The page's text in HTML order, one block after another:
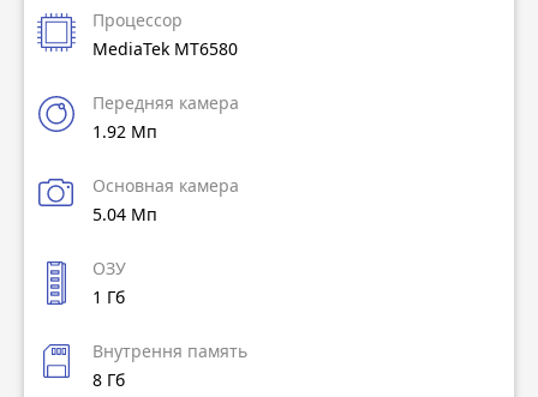
Процессор
MediaTek MT6580
Передняя камера
1.92 Мп
Основная камера
5.04 Мп
ОЗУ
1 Гб
Внутрення память
8 Гб